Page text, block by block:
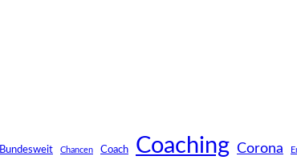
Bundesweit Chancen Coach Coaching Corona